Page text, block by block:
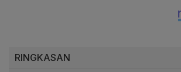
RINGKASAN